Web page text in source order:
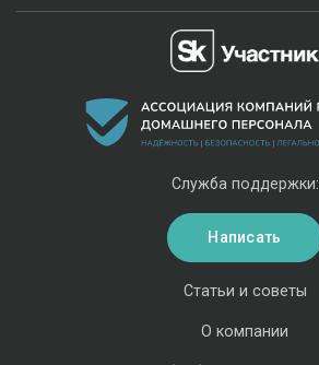
Статьи и советы
О компании
Служба поддержки:
Написать